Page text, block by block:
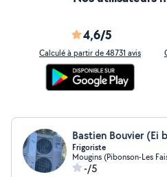
4,6/5
Calculé à partir de 48731 avis
Bastien Bouvier (Ei
Frigoriste
Mougins (Pibonson-Les
-/5